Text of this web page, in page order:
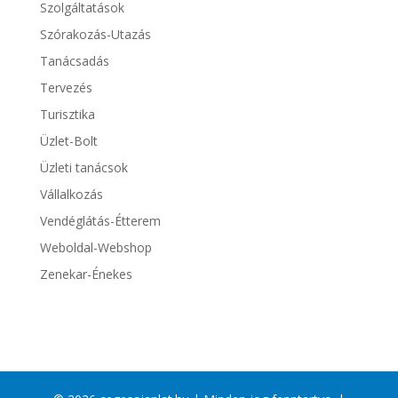
Szolgáltatások
Szórakozás-Utazás
Tanácsadás
Tervezés
Turisztika
Üzlet-Bolt
Üzleti tanácsok
Vállalkozás
Vendéglátás-Étterem
Weboldal-Webshop
Zenekar-Énekes